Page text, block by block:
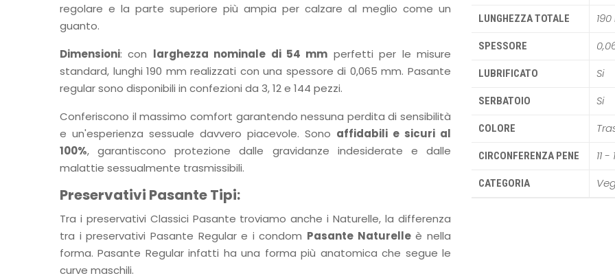
regolare e la parte superiore più ampia per calzare al meglio come un
guanto.
Dimensioni: con larghezza nominale di 54 mm perfetti per le misure
standard, lunghi 190 mm realizzati con una spessore di 0,065 mm. Pasante
regular sono disponibili in confezioni da 3, 12 e 144 pezzi.
Conferiscono il massimo comfort garantendo nessuna perdita di sensibilità
e un'esperienza sessuale davvero piacevole. Sono affidabili e sicuri al
100%, garantiscono protezione dalle gravidanze indesiderate e dalle
malattie sessualmente trasmissibili.
Preservativi Pasante Tipi:
Tra i preservativi Classici Pasante troviamo anche i Naturelle, la differenza
tra i preservativi Pasante Regular e i condom Pasante Naturelleè nella
forma. Pasante Regular infatti ha una forma più anatomica che segue le
curve maschili.
LUNGHEZZA TOTALE
SPESSORE
LUBRIFICATO Si
SERBATOIO Si
COLORE
CIRCONFERENZA PENE 11 -
CATEGORIA